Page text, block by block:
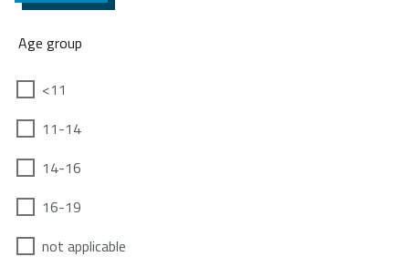
Age group
<11
11-14
14-16
16-19
not applicable